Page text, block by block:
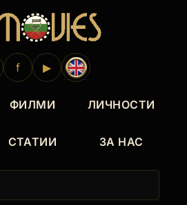
f ▶
ФИЛМИ ЛИЧНОСТИ
СТАТИИ ЗА НАС